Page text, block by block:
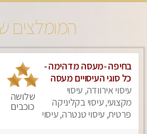
המומלצים
בחיפה -מעסה מדהימה -
כל סוגי העיסויים מעסה
מקצועית ואיכותית
פרטי!!! מוזמן לחוויה
בלתי נשכחת!!
עיסוי אירוודה, עיסוי
מקצועי, עיסוי בקליניקה
פרטית, עיסוי טנטרה, עיסוי
שלושה
כוכבים